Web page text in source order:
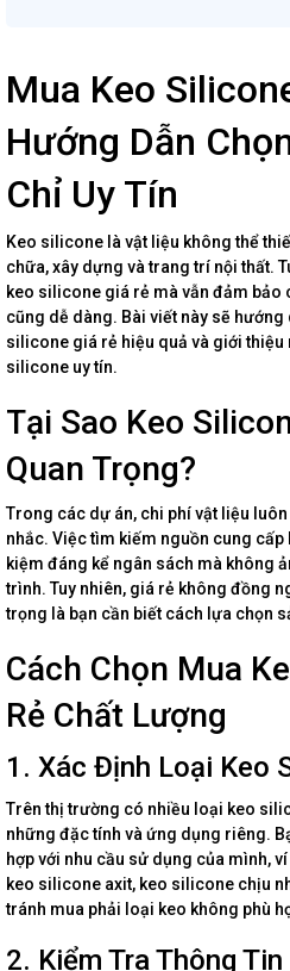
Mua Keo
Hướng Dẫn
Chỉ Uy Tín
Keo silicone là vật liệu không thể
chữa, xây dựng và trang trí nội thất.
keo silicone giá rẻ mà vẫn đảm bảo
cũng dễ dàng. Bài viết này sẽ
silicone giá rẻ hiệu quả và giới thiệu
silicone uy tín.
Tại Sao Keo
Quan Trọng?
Trong các dự án, chi phí vật liệu
nhắc. Việc tìm kiếm nguồn cung
kiệm đáng kể ngân sách mà không
trình. Tuy nhiên, giá rẻ không đồng
trọng là bạn cần biết cách lựa chọn
Cách Chọn Mua
Rẻ Chất Lượng
1. Xác Định Loại Keo
Trên thị trường có nhiều loại keo
những đặc tính và ứng dụng riêng.
hợp với nhu cầu sử dụng của mình,
keo silicone axit, keo silicone chịu
tránh mua phải loại keo không phù
2. Kiểm Tra Thông